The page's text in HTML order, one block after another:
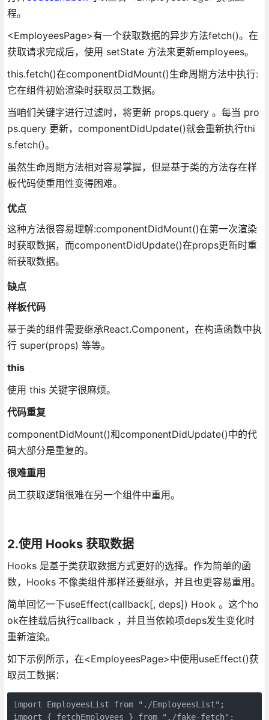
程。
<EmployeesPage>有一个获取数据的异步方法fetch()。在
获取请求完成后，使用 setState 方法来更新employees。
this.fetch()在componentDidMount()生命周期方法中执行:
它在组件初始渲染时获取员工数据。
当咱们关键字进行过滤时，将更新 props.query 。每当 pro
ps.query 更新，componentDidUpdate()就会重新执行thi
s.fetch()。
虽然生命周期方法相对容易掌握，但是基于类的方法存在样
板代码使重用性变得困难。
优点
这种方法很容易理解:componentDidMount()在第一次渲染
时获取数据，而componentDidUpdate()在props更新时重
新获取数据。
缺点
样板代码
基于类的组件需要继承React.Component，在构造函数中执
行 super(props) 等等。
this
使用 this 关键字很麻烦。
代码重复
componentDidMount()和componentDidUpdate()中的代
码大部分是重复的。
很难重用
员工获取逻辑很难在另一个组件中重用。
2.使用 Hooks 获取数据
Hooks 是基于类获取数据方式更好的选择。作为简单的函
数，Hooks 不像类组件那样还要继承，并且也更容易重用。
简单回忆一下useEffect(callback[, deps]) Hook 。这个ho
ok在挂载后执行callback ，并且当依赖项deps发生变化时
重新渲染。
如下示例所示，在<EmployeesPage>中使用useEffect()获
取员工数据：
import EmployeesList from "./EmployeesList";
import { fetchEmployees } from "./fake-fetch";